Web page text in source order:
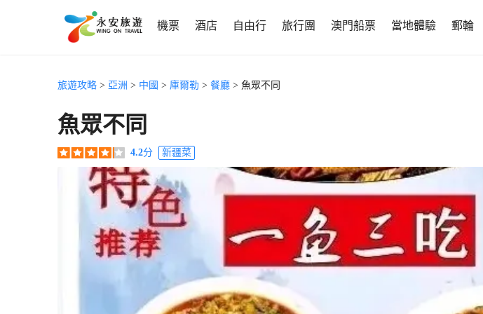
機票 酒店 自由行 旅行團 澳門船票 當地體驗 郵輪
旅遊攻略 > 亞洲 > 中國 > 庫爾勒 > 餐廳 > 魚眾不同
魚眾不同
4.2分 新疆菜